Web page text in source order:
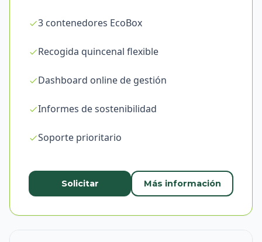
3 contenedores EcoBox
Recogida quincenal flexible
Dashboard online de gestión
Informes de sostenibilidad
Soporte prioritario
Solicitar Más información